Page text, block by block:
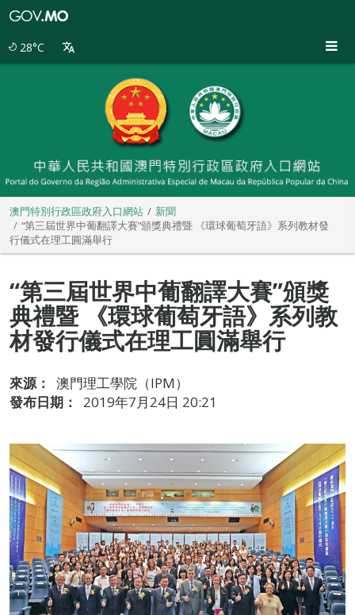
28°C
澳門特別行政區政府入口網站
新聞
“第三屆世界中葡翻譯大賽”頒獎典禮暨 《環球葡萄牙語》系列教材發
行儀式在理工圓滿舉行
“第三屆世界中葡翻譯大賽”頒獎
典禮暨 《環球葡萄牙語》系列教
材發行儀式在理工圓滿舉行
來源：
澳門理工學院（IPM）
發布日期：
2019年7月24日 20:21